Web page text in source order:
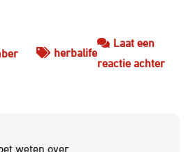
herbalife
Laat een
reactie achterop
weten over